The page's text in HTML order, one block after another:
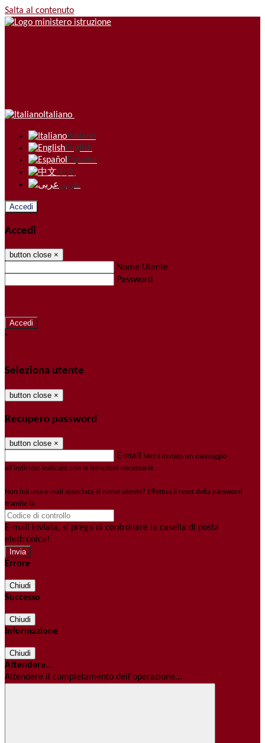
Salta al contenuto
Italiano
Italiano
English
Español
中文
عربى
Accedi
Accedi
button close ×
Nome Utente
Password
-
Seleziona utente
button close ×
Recupero password
button close ×
E-mail Verrà inviato un messaggio
all'indirizzo indicato con le istruzioni necessarie.
Non hai una e-mail associata al nome utente? Effettua il reset della password
tramite la
E-mail inviata, si prega di controllare la casella di posta
elettronica!
Errore
Chiudi
Successo
Chiudi
Informazione
Chiudi
Attendere...
Attendere il completamento dell'operazione...